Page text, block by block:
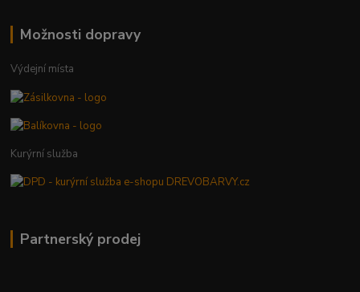
Možnosti dopravy
Výdejní místa
Kurýrní služba
Partnerský prodej